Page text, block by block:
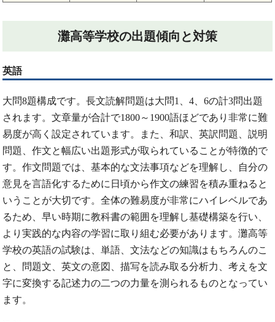
灘高等学校の出題傾向と対策
英語
大問8題構成です。長文読解問題は大問1、4、6の計3問出題
されます。文章量が合計で1800～1900語ほどであり非常に難
易度が高く設定されています。また、和訳、英訳問題、説明
問題、作文と幅広い出題形式が取られていることが特徴的で
す。作文問題では、基本的な文法事項などを理解し、自分の
意見を言語化するために日頃から作文の練習を積み重ねると
いうことが大切です。全体の難易度が非常にハイレベルであ
るため、早い時期に教科書の範囲を理解し基礎構築を行い、
より実践的な内容の学習に取り組む必要があります。灘高等
学校の英語の試験は、単語、文法などの知識はもちろんのこ
と、問題文、英文の意図、描写を読み取る分析力、考えを文
字に変換する記述力の二つの力量を測られるものとなってい
ます。